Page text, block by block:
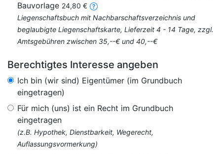
Bauvorlage 24,80 €
Liegenschaftsbuch mit Nachbarschaftsverzeichnis und
beglaubigte Liegenschaftskarte, Lieferzeit 4 - 14 Tage, zzgl.
Amtsgebühren zwischen 35,--€ und 40,--€
Berechtigtes Interesse angeben
Ich bin (wir sind) Eigentümer (im Grundbuch
eingetragen)
Für mich (uns) ist ein Recht im Grundbuch
eingetragen
(z.B. Hypothek, Dienstbarkeit, Wegerecht,
Auflassungsvormerkung)